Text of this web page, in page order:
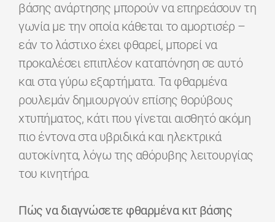
βάσης ανάρτησης μπορούν να επηρεάσουν τη
γωνία με την οποία κάθεται το αμορτισέρ –
εάν το λάστιχο έχει φθαρεί, μπορεί να
προκαλέσει επιπλέον καταπόνηση σε αυτό
και στα γύρω εξαρτήματα. Τα φθαρμένα
ρουλεμάν δημιουργούν επίσης θορύβους
χτυπήματος, κάτι που γίνεται αισθητό ακόμη
πιο έντονα στα υβριδικά και ηλεκτρικά
αυτοκίνητα, λόγω της αθόρυβης λειτουργίας
του κινητήρα.
Πώς να διαγνώσετε φθαρμένα κιτ βάσης